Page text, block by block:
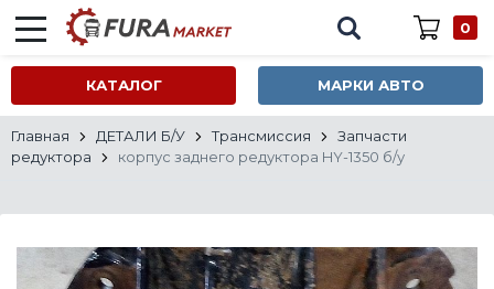
0
КАТАЛОГ МАРКИ АВТО
Главная ДЕТАЛИ Б/У Трансмиссия
Запчасти
редуктора
корпус заднего редуктора HY-1350 б/у